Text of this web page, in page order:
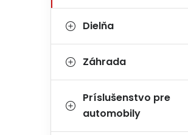
Dielňa
Záhrada
Príslušenstvo pre
automobily